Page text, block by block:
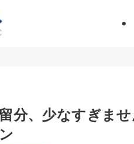
分、少なすぎま